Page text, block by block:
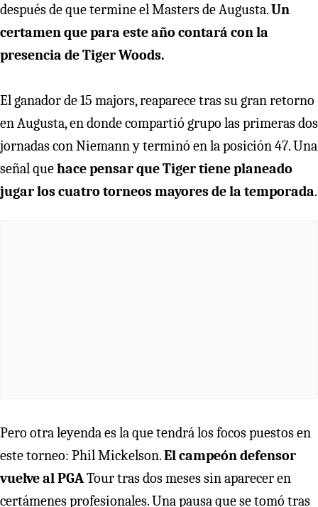
después de que termine el Masters de Augusta.Un
certamen que para este año contará con la
presencia de Tiger Woods.
El ganador de 15 majors, reaparece tras su gran retorno
en Augusta, en donde compartió grupo las primeras dos
jornadas con Niemann y terminó en la posición 47. Una
señal quehace pensar que Tiger tiene planeado
jugar los cuatro torneos mayores de la temporada.
Pero otra leyenda es la que tendrá los focos puestos en
este torneo: Phil Mickelson.El campeón defensor
vuelve al PGATour tras dos meses sin aparecer en
certámenes profesionales. Una pausa que se tomó tras